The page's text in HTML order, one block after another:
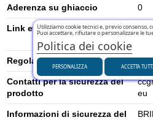
Aderenza su ghiaccio 0
Link etichetta energetica UE
Regolamento UE (2020/740)
Contatti per la sicurezza del
prodotto
eu
Informazioni di sicurezza del
Utilizziamo cookie tecnici e, previo consenso,
Puoi accettare, rifiutare o personalizzare le
Politica dei cookie
PERSONALIZZA ACCETTA